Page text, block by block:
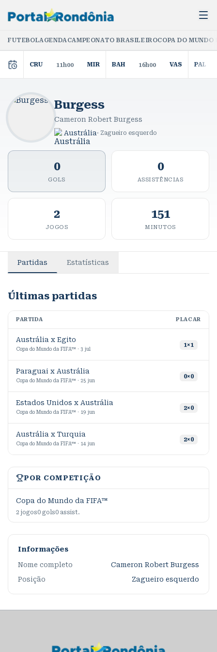
FUTEBOLAGENDACAMPEONATO BRASILEIROCOPA DO
CRU 11h00 MIR BAH 16h00 VAS PAL
Burgess
Cameron Robert Burgess
Austrália · Zagueiro esquerdo
0
GOLS
0
ASSISTÊNCIAS
2
JOGOS
151
MINUTOS
Partidas Estatísticas
Últimas partidas
PARTIDA PLACAR
Austrália x Egito
Copa do Mundo da FIFA™ · 3 jul
1×1
Paraguai x Austrália
Copa do Mundo da FIFA™ · 25 jun
0×0
Estados Unidos x Austrália
Copa do Mundo da FIFA™ · 19 jun
2×0
Austrália x Turquia
Copa do Mundo da FIFA™ · 14 jun
2×0
POR COMPETIÇÃO
Copa do Mundo da FIFA™
2 jogos0 gols0 assist.
Informações
Nome completo
Cameron Robert Burgess
Posição
Zagueiro esquerdo